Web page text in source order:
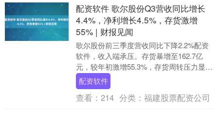
配资软件 歌尔股份Q3营收同比增长
4.4%，净利增长4.5%，存货激增
55% | 财报见闻
歌尔股份前三季度营收同比下降2.2%配资
软件，收入端承压。存货暴增至162.7亿
元，较年初激增55.3%，存货周转压力显
著。财务费用同比暴增284.3%，成为侵....
配资软件
查看： 214 分类： 福建股票配资公司